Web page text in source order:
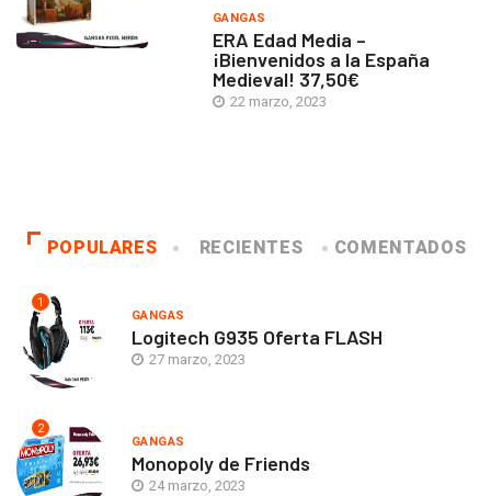
GANGAS
ERA Edad Media –
¡Bienvenidos a la España
Medieval! 37,50€
22 marzo, 2023
POPULARES RECIENTES COMENTADOS
1
GANGAS
Logitech G935 Oferta FLASH
27 marzo, 2023
2
GANGAS
Monopoly de Friends
24 marzo, 2023